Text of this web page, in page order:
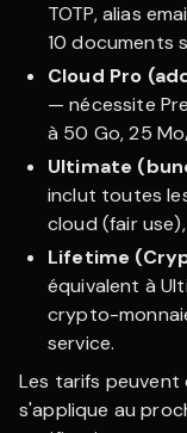
TOTP, alias
10 documents
Cloud Pro
— nécessite
à 50 Go, 25
Ultimate
inclut toutes
cloud (fair
Lifetime
équivalent à
crypto-
service.
Les tarifs
s'applique au